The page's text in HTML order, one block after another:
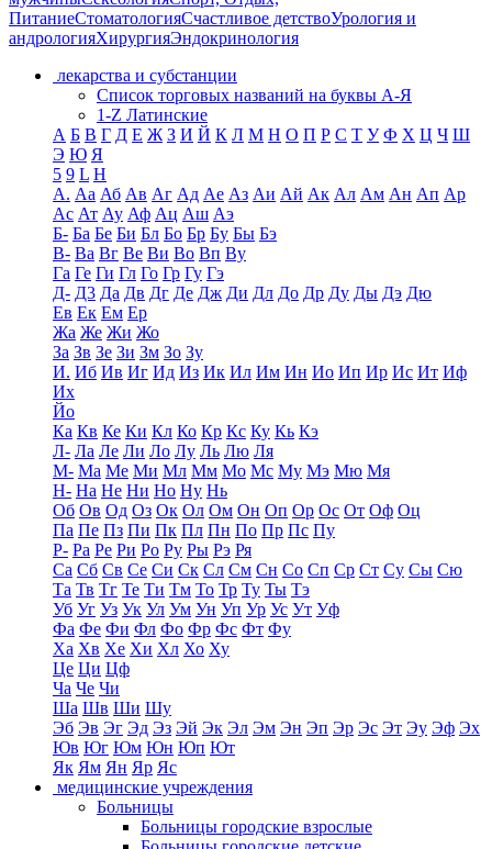
ПитаниеСтоматологияСчастливое детствоУрология и
андрологияХирургияЭндокринология
лекарства и субстанции
Список торговых названий на буквы А-Я
1-Z Латинские
А Б В Г Д Е Ж З И Й К Л М Н О П Р С Т У Ф Х Ц Ч Ш
Э Ю Я
5 9 L H
А. Аа Аб Ав Аг Ад Ае Аз Аи Ай Ак Ал Ам Ан Ап Ар
Ас Ат Ау Аф Ац Аш Аэ
Б- Ба Бе Би Бл Бо Бр Бу Бы Бэ
В- Ва Вг Ве Ви Во Вп Ву
Га Ге Ги Гл Го Гр Гу Гэ
Д- Д3 Да Дв Дг Де Дж Ди Дл До Др Ду Ды Дэ Дю
Ев Ек Ем Ер
Жа Же Жи Жо
За Зв Зе Зи Зм Зо Зу
И. Иб Ив Иг Ид Из Ик Ил Им Ин Ио Ип Ир Ис Ит Иф
Их
Йо
Ка Кв Ке Ки Кл Ко Кр Кс Ку Кь Кэ
Л- Ла Ле Ли Ло Лу Ль Лю Ля
М- Ма Ме Ми Мл Мм Мо Мс Му Мэ Мю Мя
Н- На Не Ни Но Ну Нь
Об Ов Од Оз Ок Ол Ом Он Оп Ор Ос От Оф Оц
Па Пе Пз Пи Пк Пл Пн По Пр Пс Пу
Р- Ра Ре Ри Ро Ру Ры Рэ Ря
Са Сб Св Се Си Ск Сл См Сн Со Сп Ср Ст Су Сы Сю
Та Тв Тг Те Ти Тм То Тр Ту Ты Тэ
Уб Уг Уз Ук Ул Ум Ун Уп Ур Ус Ут Уф
Фа Фе Фи Фл Фо Фр Фс Фт Фу
Ха Хв Хе Хи Хл Хо Ху
Це Ци Цф
Ча Че Чи
Ша Шв Ши Шу
Эб Эв Эг Эд Эз Эй Эк Эл Эм Эн Эп Эр Эс Эт Эу Эф Эх
Юв Юг Юм Юн Юп Ют
Як Ям Ян Яр Яс
медицинские учреждения
Больницы
Больницы городские взрослые